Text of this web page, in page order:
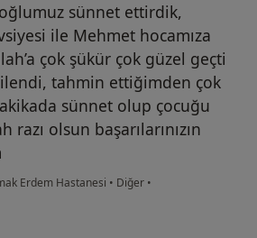
sünnet ettirdik,
ile Mehmet hocamıza
çok şükür çok güzel geçti
tahmin ettiğimden çok
sünnet olup çocuğu
razı olsun başarılarınızın
Erdem Hastanesi • Diğer •
uğ...l